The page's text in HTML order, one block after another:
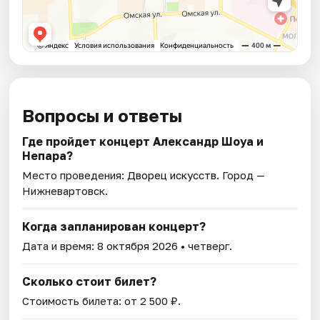
Вопросы и ответы
Где пройдет концерт Александр Шоуа и
Непара?
Место проведения: Дворец искусств. Город —
Нижневартовск.
Когда запланирован концерт?
Дата и время:8 октября 2026 • четверг.
Сколько стоит билет?
Стоимость билета: от 2 500 ₽.